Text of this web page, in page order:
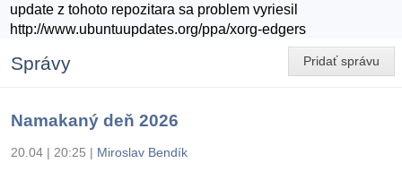
update z tohoto repozitara sa problem vyriesil
http://www.ubuntuupdates.org/ppa/xorg-edgers
Pridať správu
Správy
Namakaný deň 2026
20.04 | 20:25 | Miroslav Bendík